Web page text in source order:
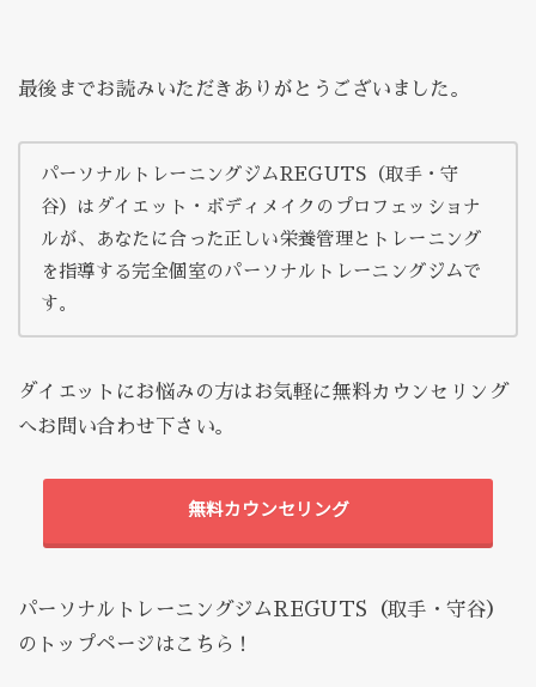
最後までお読みいただきありがとうございました。
パーソナルトレーニングジムREGUTS（取手・守
谷）はダイエット・ボディメイクのプロフェッショナ
ルが、あなたに合った正しい栄養管理とトレーニング
を指導する完全個室のパーソナルトレーニングジムで
す。
ダイエットにお悩みの方はお気軽に無料カウンセリング
へお問い合わせ下さい。
無料カウンセリング
パーソナルトレーニングジムREGUTS（取手・守谷）
のトップページはこちら！